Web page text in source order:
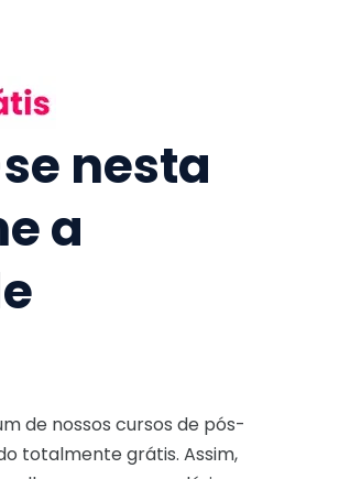
nesta
a
de nossos cursos de pós-
totalmente grátis. Assim,